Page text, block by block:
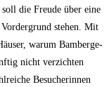
die Freu­de über eine
ste­hen. Mit
war­um Bam­ber­ge­
nicht ver­zich­ten
Besu­che­rin­nen